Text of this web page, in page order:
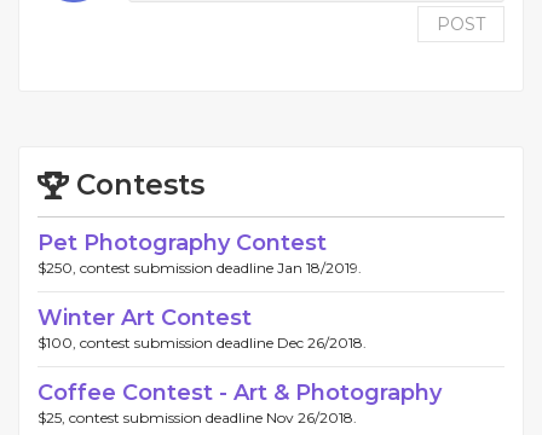
POST
Contests
Pet Photography Contest
$250, contest submission deadline Jan 18/2019.
Winter Art Contest
$100, contest submission deadline Dec 26/2018.
Coffee Contest - Art & Photography
$25, contest submission deadline Nov 26/2018.